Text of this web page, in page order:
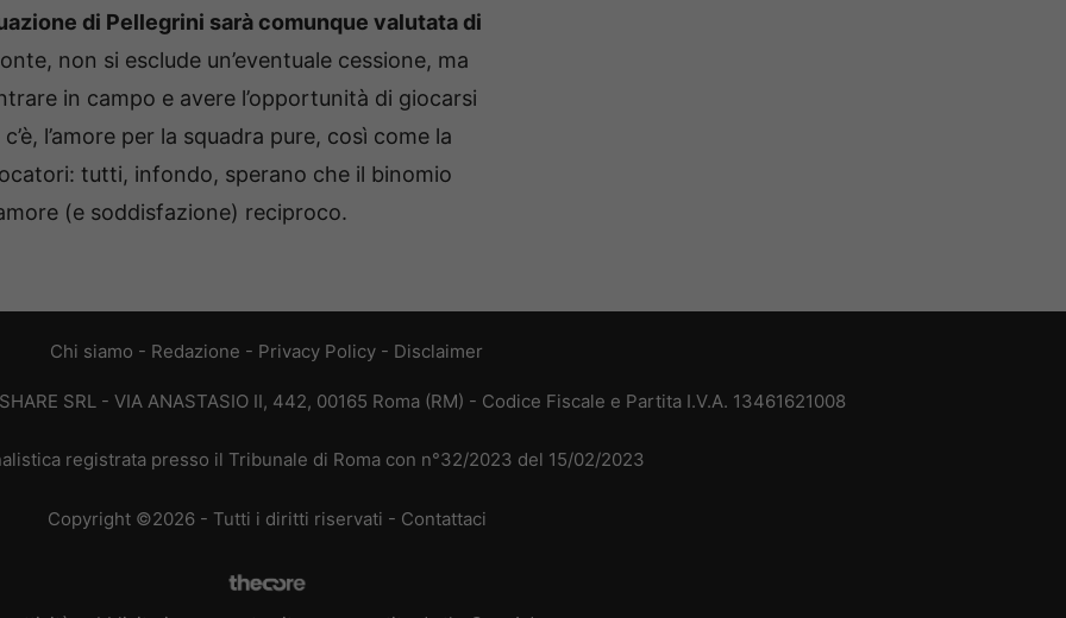
di Pellegrini sarà comunque valutata di
non si esclude un’eventuale cessione, ma
in campo e avere l’opportunità di giocarsi
l’amore per la squadra pure, così come la
tutti, infondo, sperano che il binomio
(e soddisfazione) reciproco.
Chi siamo - Redazione - Privacy Policy - Disclaimer
SRL - VIA ANASTASIO II, 442, 00165 Roma (RM) - Codice Fiscale e Partita I.V.A. 13461621008
registrata presso il Tribunale di Roma con n°32/2023 del 15/02/2023
Copyright ©2026 - Tutti i diritti riservati - Contattaci